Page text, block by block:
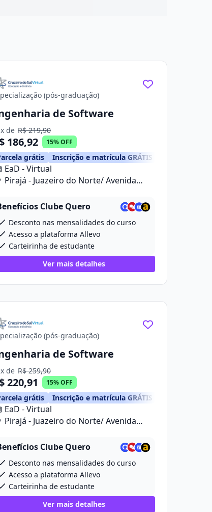
(pós-graduação)
de Software
de R$ 219,90
186,92 15% OFF
grátis Inscrição e matrícula GRÁTIS
EaD - Virtual
Pirajá - Juazeiro do Norte/ Avenida
Clube Quero
Desconto nas mensalidades do curso
Acesso a plataforma Allevo
Carteirinha de estudante
Ver mais detalhes
(pós-graduação)
de Software
de R$ 259,90
220,91 15% OFF
grátis Inscrição e matrícula GRÁTIS
EaD - Virtual
Pirajá - Juazeiro do Norte/ Avenida
Clube Quero
Desconto nas mensalidades do curso
Acesso a plataforma Allevo
Carteirinha de estudante
Ver mais detalhes